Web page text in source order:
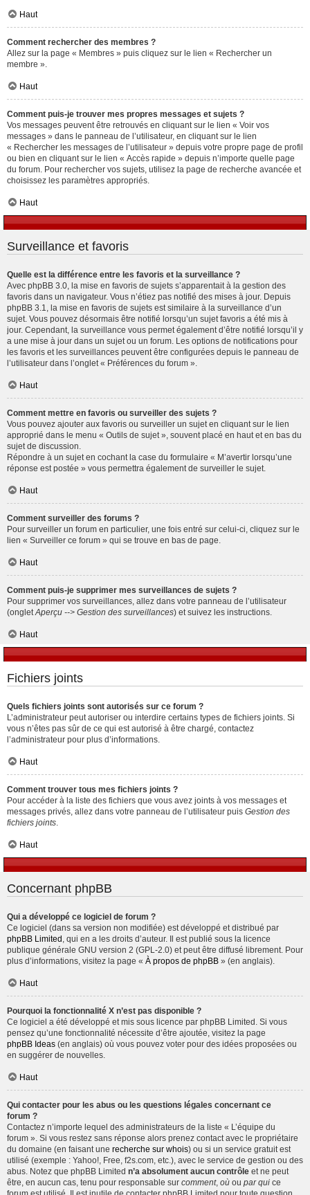
Haut
Comment rechercher des membres ?
Allez sur la page « Membres » puis cliquez sur le lien « Rechercher un
membre ».
Haut
Comment puis-je trouver mes propres messages et sujets ?
Vos messages peuvent être retrouvés en cliquant sur le lien « Voir vos
messages » dans le panneau de l’utilisateur, en cliquant sur le lien
« Rechercher les messages de l’utilisateur » depuis votre propre page de profil
ou bien en cliquant sur le lien « Accès rapide » depuis n’importe quelle page
du forum. Pour rechercher vos sujets, utilisez la page de recherche avancée et
choisissez les paramètres appropriés.
Haut
Surveillance et favoris
Quelle est la différence entre les favoris et la surveillance ?
Avec phpBB 3.0, la mise en favoris de sujets s’apparentait à la gestion des
favoris dans un navigateur. Vous n’étiez pas notifié des mises à jour. Depuis
phpBB 3.1, la mise en favoris de sujets est similaire à la surveillance d’un
sujet. Vous pouvez désormais être notifié lorsqu’un sujet favoris a été mis à
jour. Cependant, la surveillance vous permet également d’être notifié lorsqu’il y
a une mise à jour dans un sujet ou un forum. Les options de notifications pour
les favoris et les surveillances peuvent être configurées depuis le panneau de
l’utilisateur dans l’onglet « Préférences du forum ».
Haut
Comment mettre en favoris ou surveiller des sujets ?
Vous pouvez ajouter aux favoris ou surveiller un sujet en cliquant sur le lien
approprié dans le menu « Outils de sujet », souvent placé en haut et en bas du
sujet de discussion.
Répondre à un sujet en cochant la case du formulaire « M’avertir lorsqu’une
réponse est postée » vous permettra également de surveiller le sujet.
Haut
Comment surveiller des forums ?
Pour surveiller un forum en particulier, une fois entré sur celui-ci, cliquez sur le
lien « Surveiller ce forum » qui se trouve en bas de page.
Haut
Comment puis-je supprimer mes surveillances de sujets ?
Pour supprimer vos surveillances, allez dans votre panneau de l’utilisateur
(onglet Aperçu --> Gestion des surveillances) et suivez les instructions.
Haut
Fichiers joints
Quels fichiers joints sont autorisés sur ce forum ?
L’administrateur peut autoriser ou interdire certains types de fichiers joints. Si
vous n’êtes pas sûr de ce qui est autorisé à être chargé, contactez
l’administrateur pour plus d’informations.
Haut
Comment trouver tous mes fichiers joints ?
Pour accéder à la liste des fichiers que vous avez joints à vos messages et
messages privés, allez dans votre panneau de l’utilisateur puis Gestion des
fichiers joints
Haut
Concernant phpBB
Qui a développé ce logiciel de forum ?
Ce logiciel (dans sa version non modifiée) est développé et distribué par
phpBB Limited , qui en a les droits d’auteur. Il est publié sous la licence
publique générale GNU version 2 (GPL-2.0) et peut être diffusé librement. Pour
plus d’informations, visitez la page « À propos de phpBB » (en anglais).
Haut
Pourquoi la fonctionnalité X n’est pas disponible ?
Ce logiciel a été développé et mis sous licence par phpBB Limited. Si vous
pensez qu’une fonctionnalité nécessite d’être ajoutée, visitez la page
phpBB Ideas (en anglais) où vous pouvez voter pour des idées proposées ou
en suggérer de nouvelles.
Haut
Qui contacter pour les abus ou les questions légales concernant ce
forum ?
Contactez n’importe lequel des administrateurs de la liste « L’équipe du
forum ». Si vous restez sans réponse alors prenez contact avec le propriétaire
du domaine (en faisant une recherche sur whois) ou si un service gratuit est
utilisé (exemple : Yahoo!, Free, f2s.com, etc.), avec le service de gestion ou des
abus. Notez que phpBB Limited n’a absolument aucun contrôle et ne peut
être, en aucun cas, tenu pour responsable sur comment, où ou par qui ce